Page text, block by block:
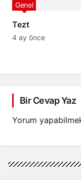
Tezt
Genel
4 ay önce
Bir Cevap Yaz
Yorum